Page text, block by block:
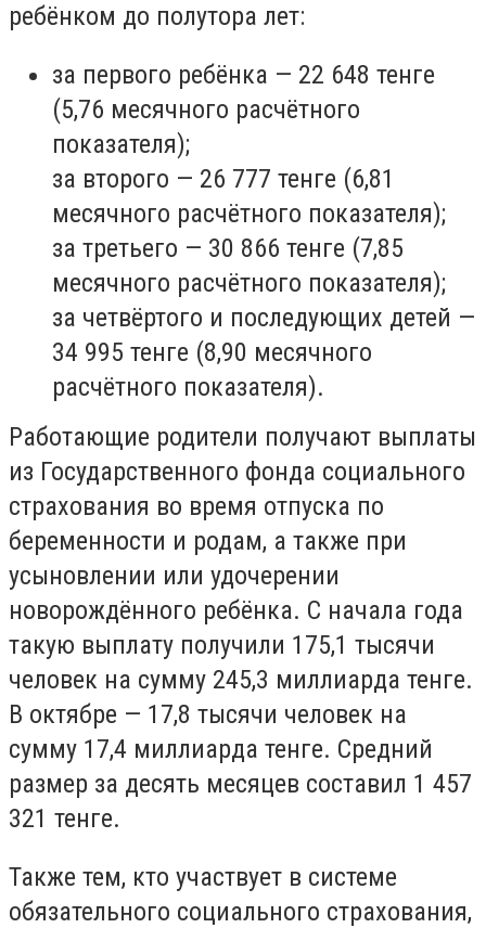
ребёнком до полутора лет:
за первого ребёнка — 22 648 тенге
(5,76 месячного расчётного
показателя);
за второго — 26 777 тенге (6,81
месячного расчётного показателя);
за третьего — 30 866 тенге (7,85
месячного расчётного показателя);
за четвёртого и последующих детей —
34 995 тенге (8,90 месячного
расчётного показателя).
Работающие родители получают выплаты
из Государственного фонда социального
страхования во время отпуска по
беременности и родам, а также при
усыновлении или удочерении
новорождённого ребёнка. С начала года
такую выплату получили 175,1 тысячи
человек на сумму 245,3 миллиарда тенге.
В октябре — 17,8 тысячи человек на
сумму 17,4 миллиарда тенге. Средний
размер за десять месяцев составил 1 457
321 тенге.
Также тем, кто участвует в системе
обязательного социального страхования,